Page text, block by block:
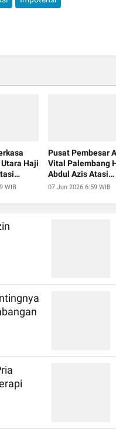
Haji
WIB
Pusat Pembesar
Vital Palembang
Abdul Azis Atasi
Ejakulasi Dini
07 Jun 2026 6:59 WIB